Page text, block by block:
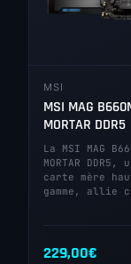
MSI
MSI MAG
MORTAR DDR5
La MSI MAG
MORTAR DDR5,
carte mère
gamme, allie
229,00€